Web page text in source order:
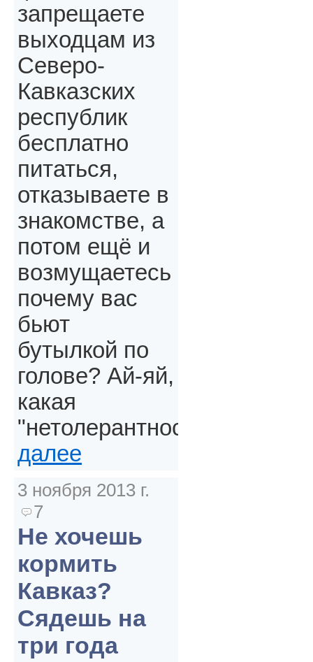
запрещаете
выходцам из
Северо-
Кавказских
республик
бесплатно
питаться,
отказываете в
знакомстве, а
потом ещё и
возмущаетесь
почему вас
бьют
бутылкой по
голове? Ай-яй,
какая
"нетолерантность".
далее
3 ноября 2013 г.
7
Не хочешь
кормить
Кавказ?
Сядешь на
три года